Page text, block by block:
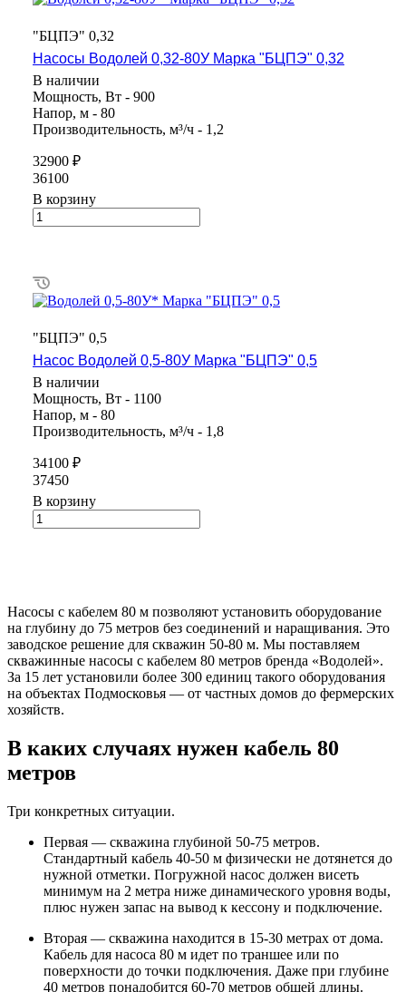
"БЦПЭ" 0,32
Насосы Водолей 0,32-80У Марка "БЦПЭ" 0,32
В наличии
Мощность, Вт - 900
Напор, м - 80
Производительность, м³/ч - 1,2
32900 ₽
36100
В корзину
"БЦПЭ" 0,5
Насос Водолей 0,5-80У Марка "БЦПЭ" 0,5
В наличии
Мощность, Вт - 1100
Напор, м - 80
Производительность, м³/ч - 1,8
34100 ₽
37450
В корзину
Насосы с кабелем 80 м позволяют установить оборудование
на глубину до 75 метров без соединений и наращивания. Это
заводское решение для скважин 50-80 м. Мы поставляем
скважинные насосы с кабелем 80 метров бренда «Водолей».
За 15 лет установили более 300 единиц такого оборудования
на объектах Подмосковья — от частных домов до фермерских
хозяйств.
В каких случаях нужен кабель 80
метров
Три конкретных ситуации.
Первая — скважина глубиной 50-75 метров.
Стандартный кабель 40-50 м физически не дотянется до
нужной отметки. Погружной насос должен висеть
минимум на 2 метра ниже динамического уровня воды,
плюс нужен запас на вывод к кессону и подключение.
Вторая — скважина находится в 15-30 метрах от дома.
Кабель для насоса 80 м идет по траншее или по
поверхности до точки подключения. Даже при глубине
40 метров понадобится 60-70 метров общей длины.